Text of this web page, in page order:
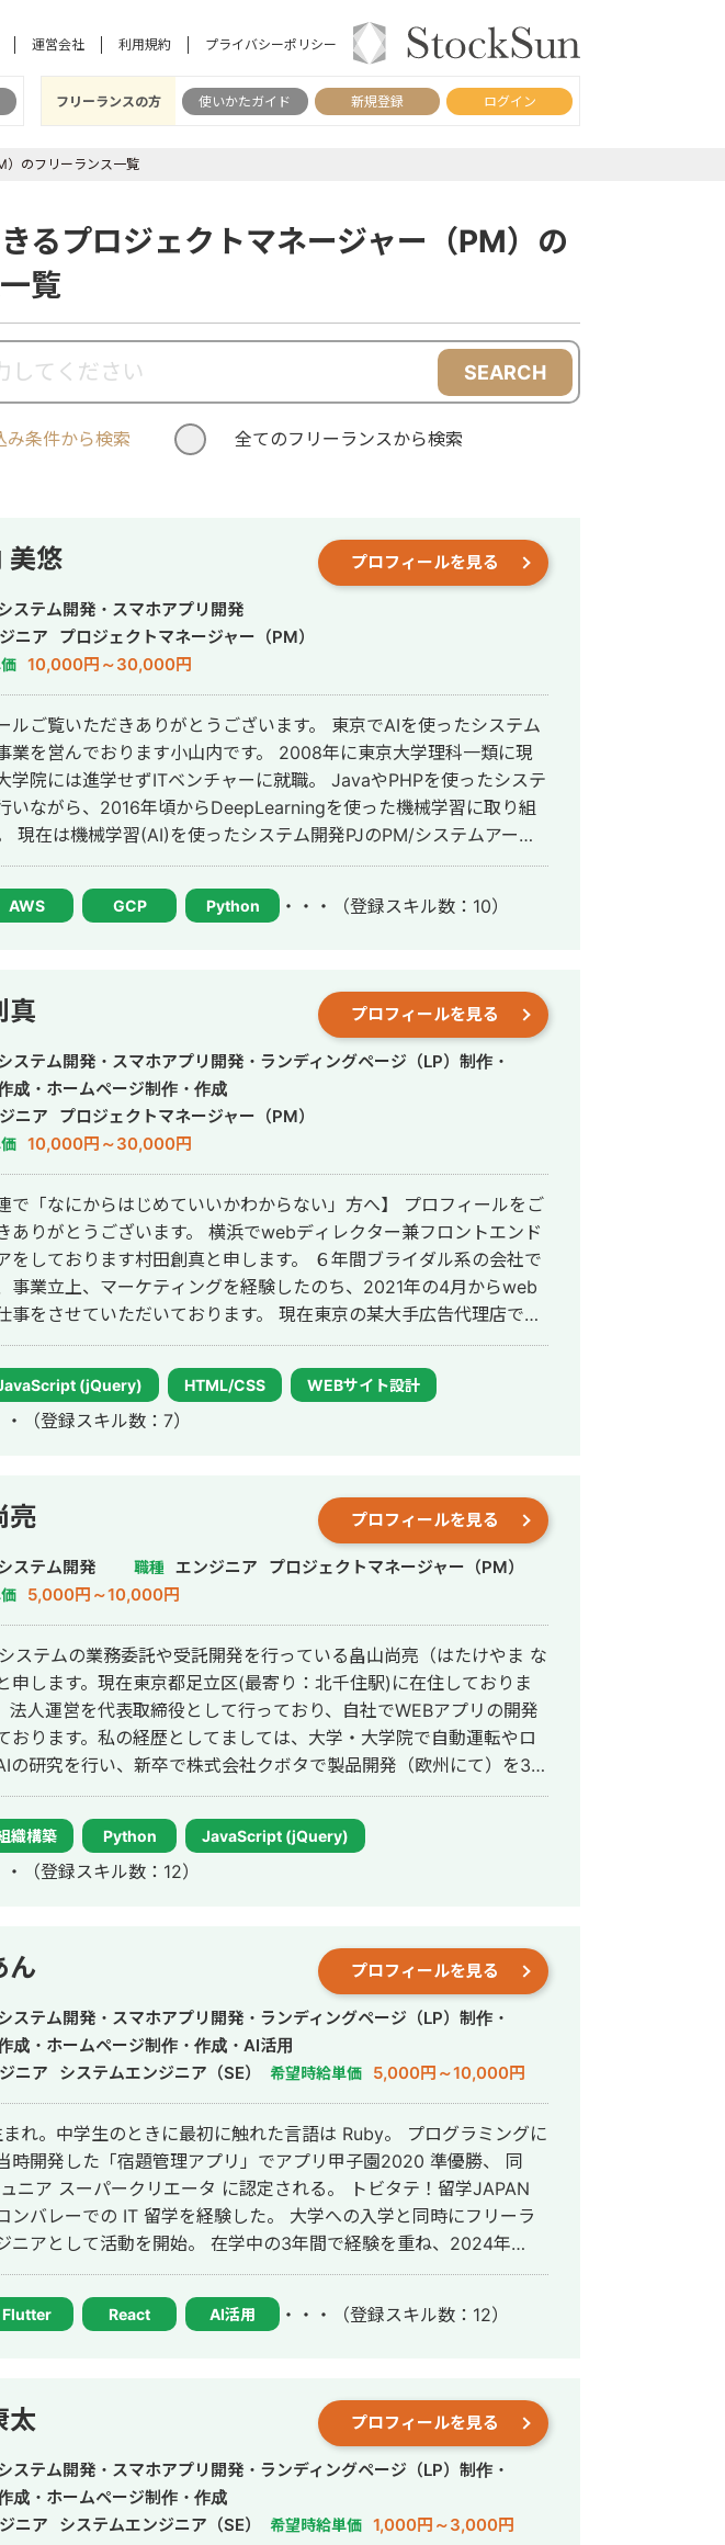
運営会社 利用規約 プライバシーポリシー
フリーランスの方 使いかたガイド 新規登録 ログイン
）のフリーランス一覧
るプロジェクトマネージャー（PM）の
覧
SEARCH
み条件から検索 全てのフリーランスから検索
美悠 プロフィールを見る
ステム開発・スマホアプリ開発
ニア プロジェクトマネージャー（PM）
10,000円～30,000円
ルご覧いただきありがとうございます。 東京でAIを使ったシステム
んでおります小山内です。 2008年に東京大学理科一類に現
学院には進学せずITベンチャーに就職。 JavaやPHPを使ったシステ
いながら、2016年頃からDeepLearningを使った機械学習に取り組
キ
的な案件をいくつか記載します。 ・某携帯キャ
タルサイトのニュースレコメンド機能開発(ユーザー数数千万人規
手アパレル企業の需要予測システム開発 ・街頭広告用デジタルサイ
トを牽引しました。 私自らデータ分析をしたり、機械学習のアルゴ
装することもしますし、私が経営する会社には私と同じく東大卒の
学習エンジニアが多数おりますので、 チームを組んで対応させてい
学習を導入する以前の、データレイクを中心とし
析基盤システムを整える所からお手伝いさせていただけます。 デー
中心に据えようとお考えの企業様はぜひご相談ください。
AWS GCP Python ・・・ （登録スキル数：10）
真 プロフィールを見る
ステム開発・スマホアプリ開発・ランディングページ（LP）制作・
成・ホームページ制作・作成
ニア プロジェクトマネージャー（PM）
10,000円～30,000円
で「なにからはじめていいかわからない」方へ】 プロフィールをご
ありがとうございます。 横浜でwebディレクター兼フロントエンド
おります村田創真と申します。 ６年間ブライダル系の会社で
事業立上、マーケティングを経験したのち、2021年の4月からweb
事をさせていただいております。 現在東京の某大手広告代理店で
クターをしながら、フリーランスとしてもwebディレクターとフロ
ンジニアをやらせていただいております。 もともと法人営業をや
ともあり、お話をお聞きするのは好きですので、web業界あるある
らはじめていいかわからない」「なにがわからないか、わからな
(jQuery) HTML/CSS WEBサイト設計
（登録スキル数：7）
亮 プロフィールを見る
ステム開発 職種 エンジニア プロジェクトマネージャー（PM）
5,000円～10,000円
ステムの業務委託や受託開発を行っている畠山尚亮（はたけやま な
申します。現在東京都足立区(最寄り：北千住駅)に在住しておりま
法人運営を代表取締役として行っており、自社でWEBアプリの開発
おります。私の経歴としてましては、大学・大学院で自動運転やロ
の研究を行い、新卒で株式会社クボタで製品開発（欧州にて）を3
転職後自動運転バスのシステム開発を約3年行い、この間WEBシス
副業をしていました。その後フリーランスとなりWEBシステムやア
プロジェクトに業務委託として複数社(6社ほど)アサインし、フルス
ログラマ、PM、PMOを中心に活動してきました。そのときの主な
では留学していた経験もあり、英語を用いた業務にも抵抗ありませ
ステム開発の代表的な開発経験および実績としては、 ・暗号通貨
システムの構築（JPYC様、PMOおよびプログラマ） ・EVM系プラ
ム上での暗号通貨の取引の追跡システムの開発PoC（JPYC様、PM
グラマ） ・Bitcoinの自動売買システムの開発(DMM Bitcoin様、PM
テムの開発（ベンダー側PMO） ・医薬品卸業者と薬局で利用する医
管理と発注および追跡システムの開発（ベンダー側PM） ・セキュ
リプレイス開発PoC(SoftBank様、ベンダー側PM) などがあげら
在までの開発経験としてはウォーターフォール型の新規立ち上げに
たことが多くあり、分野としては数億行単位のビックデータ処理や
でアップデートを繰り返すような開発も問題ございませんが、0→1
経験もあり幅広くお手伝いできると考えております。 ぜひお気軽に
さい。 以上よろしくお願いいたします。
織構築 Python JavaScript (jQuery)
（登録スキル数：12）
ん プロフィールを見る
ステム開発・スマホアプリ開発・ランディングページ（LP）制作・
成・ホームページ制作・作成・AI活用
ニア システムエンジニア（SE） 希望時給単価 5,000円～10,000円
れ。中学生のときに最初に触れた言語は Ruby。 プログラミングに
時開発した「宿題管理アプリ」でアプリ甲子園2020 準優勝、 同
ニア スーパークリエータ に認定される。 トビタテ！留学JAPAN
ンバレーでの IT 留学を経験した。 大学への入学と同時にフリーラ
ニアとして活動を開始。 在学中の3年間で経験を重ね、2024年
あんテク（旧・株式会社あんはるテクノロジーズ）を設立した。
器。現在は東京科学大学大学院の修士課程に在籍し、研究を続けて
、Web は React / Next.js によるフルスタック開発を得意とし、要
計・実装・本番リリース・運用改善まで一貫して対応している。 特
まだ固まりきっていない新規開発や、仕様が複雑な業務システムに
業目的を整理しながら、正確にスピード感を持って形にしていくこ
している。まず小さな PoC・MVP を数営業日で出し、動く成果を
Flutter React AI活用 ・・・ （登録スキル数：12）
太 プロフィールを見る
ステム開発・スマホアプリ開発・ランディングページ（LP）制作・
成・ホームページ制作・作成
ニア システムエンジニア（SE） 希望時給単価 1,000円～3,000円